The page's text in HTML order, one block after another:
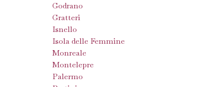
Godrano
Gratteri
Isnello
Isola delle Femmine
Monreale
Montelepre
Palermo